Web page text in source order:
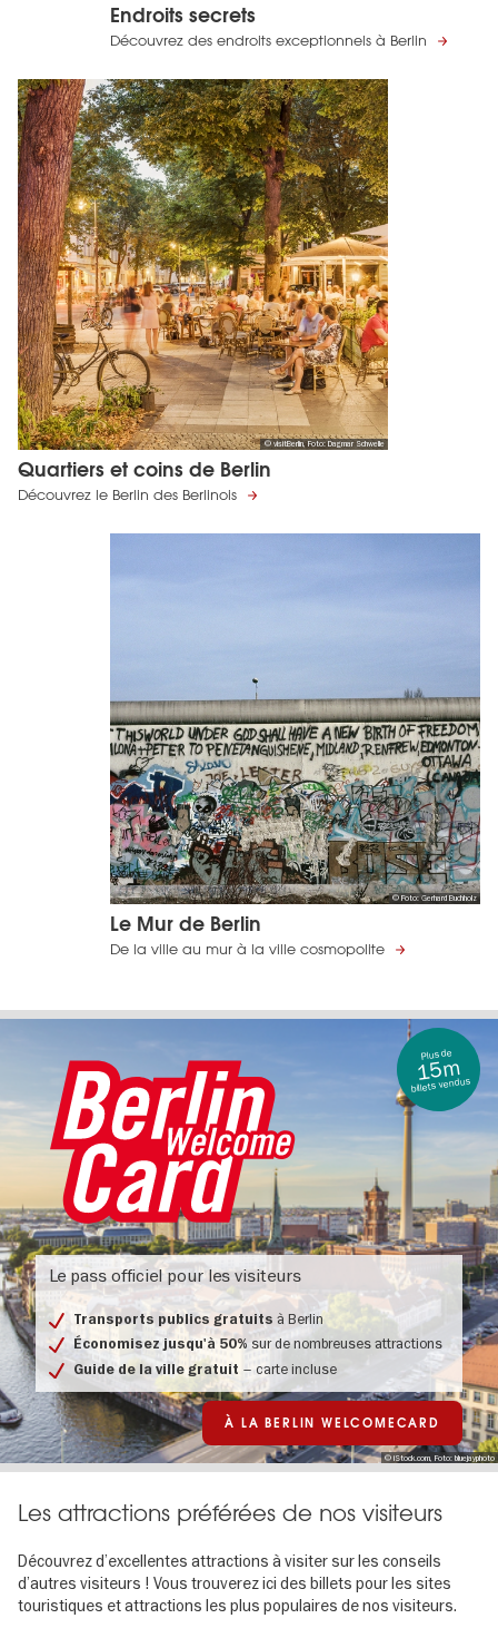
Endroits secrets
Découvrez des endroits exceptionnels à Berlin
© visitBerlin, Foto: Dagmar Schwelle
Quartiers et coins de Berlin
Découvrez le Berlin des Berlinois
© Foto: Gerhard Buchholz
Le Mur de Berlin
De la ville au mur à la ville cosmopolite
© iStock.com, Foto: bluejayphoto
Berlin
Welcome
Card
-
allgemein
Le pass officiel pour les visiteurs
Transports publics gratuitsà Berlin
Économisez jusqu'à 50%sur de nombreuses attractions
Guide de la ville gratuit – carte incluse
Plus de
15m
billets vendus
À LA BERLIN WELCOMECARD
Les attractions préférées de nos visiteurs
Découvrez d’excellentes attractions à visiter sur les conseils
d’autres visiteurs ! Vous trouverez ici des billets pour les sites
touristiques et attractions les plus populaires de nos visiteurs.